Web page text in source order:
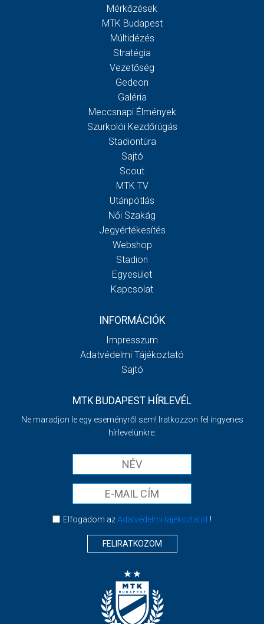
Mérkőzések
MTK Budapest
Múltidézés
Stratégia
Vezetőség
Gedeon
Galéria
Meccsnapi Élmények
Szurkolói Kezdőrúgás
Stadiontúra
Sajtó
Scout
MTK TV
Utánpótlás
Női Szakág
Jegyértékesítés
Webshop
Stadion
Egyesület
Kapcsolat
INFORMÁCIÓK
Impresszum
Adatvédelmi Tájékoztató
Sajtó
MTK BUDAPEST HÍRLEVÉL
Ne maradjon le egy eseményről sem! Iratkozzon fel ingyenes
hírlevelünkre:
Elfogadom azAdatvédelmi tájékoztatót!
FELIRATKOZOM